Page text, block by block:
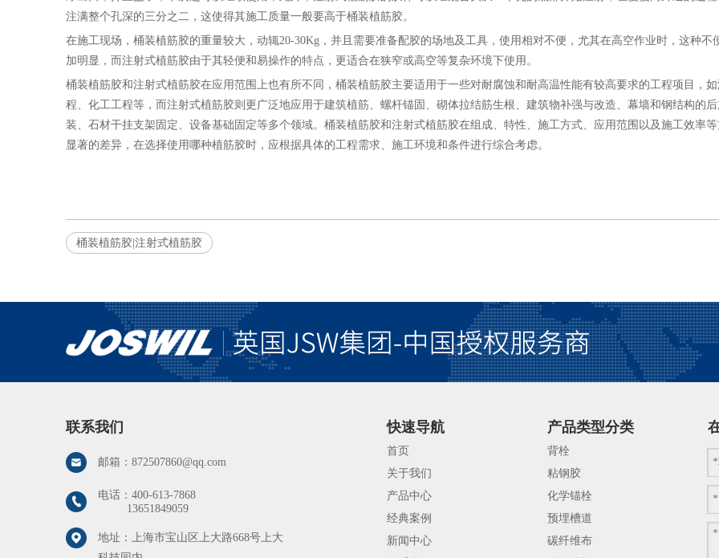
注满整个孔深的三分之二，这使得其施工质量一般要高于桶装植筋胶。
在施工现场，桶装植筋胶的重量较大，动辄20-30Kg，并且需要准备配胶的场地及工具，使用相对不便，尤其在高空作业时，这种不
加明显，而注射式植筋胶由于其轻便和易操作的特点，更适合在狭窄或高空等复杂环境下使用。
桶装植筋胶和注射式植筋胶在应用范围上也有所不同，桶装植筋胶主要适用于一些对耐腐蚀和耐高温性能有较高要求的工程项目，
程、化工工程等，而注射式植筋胶则更广泛地应用于建筑植筋、螺杆锚固、砌体拉结筋生根、建筑物补强与改造、幕墙和钢结构的
装、石材干挂支架固定、设备基础固定等多个领域。桶装植筋胶和注射式植筋胶在组成、特性、施工方式、应用范围以及施工效率
显著的差异，在选择使用哪种植筋胶时，应根据具体的工程需求、施工环境和条件进行综合考虑。
桶装植筋胶|注射式植筋胶
联系我们
邮箱： 872507860@qq.com
电话： 400-613-7868
13651849059
地址：上海市宝山区上大路668号上大
快速导航
首页
关于我们
产品中心
经典案例
新闻中心
产品类型分类
背栓
粘钢胶
化学锚栓
预埋槽道
碳纤维布